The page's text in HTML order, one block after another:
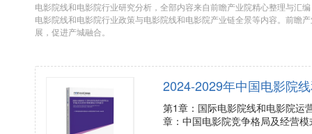
电影院线和电影院行业研究分析，全部内容来自前瞻产业院精心整理与汇
电影院线和电影院行业政策与电影院线和电影院产业链全景等内容。前瞻
展，促进产城融合。
2024-2029年中国电影院
第1章：国际电影院线和电影院运
章：中国电影院竞争格局及经营